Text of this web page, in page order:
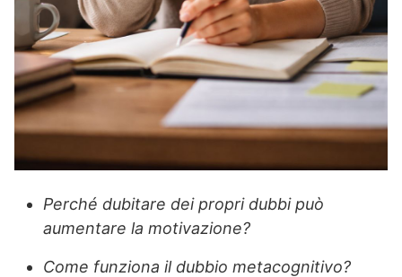
Perché dubitare dei propri dubbi può
aumentare la motivazione?
Come funziona il dubbio metacognitivo?